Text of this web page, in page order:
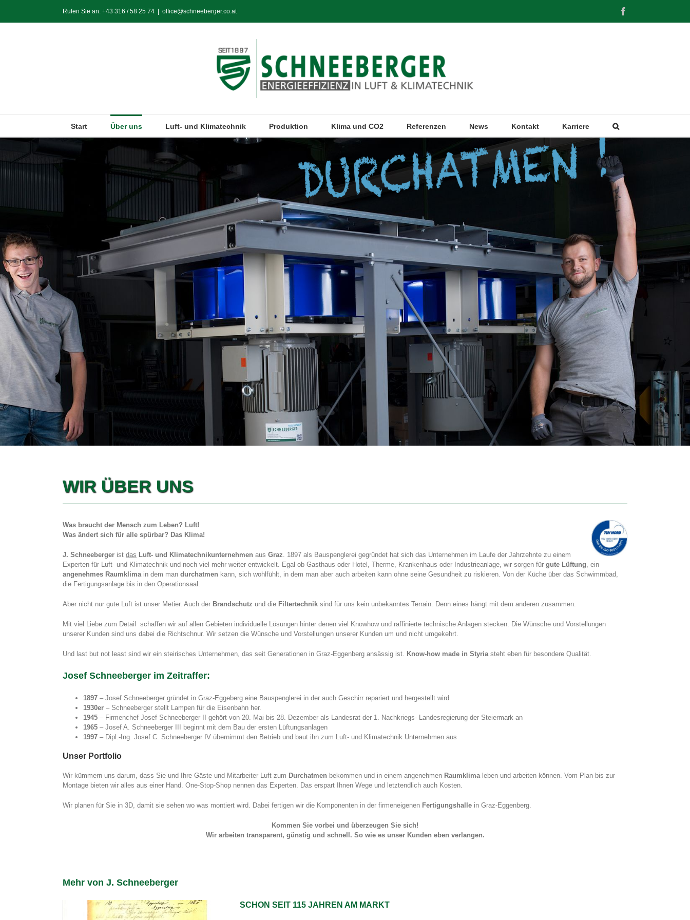
springen
Rufen Sie an: +43 316 / 58 25 74 office@schneeberger.co.at
Start Über uns Luft- und Klimatechnik Produktion Klima und CO2 Referenzen News Kontakt Karriere
WIR ÜBER UNS
Was braucht der Mensch zum Leben? Luft!
Was ändert sich für alle spürbar? Das Klima!
J. Schneeberger ist das Luft- und Klimatechnikunternehmen aus Graz. 1897 als Bauspenglerei gegründet hat sich das Unternehmen im Laufe der Jahrzehnte zu einem
Experten für Luft- und Klimatechnik und noch viel mehr weiter entwickelt. Egal ob Gasthaus oder Hotel, Therme, Krankenhaus oder Industrieanlage, wir sorgen für gute Lüftung, ein
angenehmes Raumklimain dem man durchatmen kann, sich wohlfühlt, in dem man aber auch arbeiten kann ohne seine Gesundheit zu riskieren. Von der Küche über das Schwimmbad,
die Fertigungsanlage bis in den Operationsaal.
Aber nicht nur gute Luft ist unser Metier. Auch der Brandschutz und die Filtertechnik sind für uns kein unbekanntes Terrain. Denn eines hängt mit dem anderen zusammen.
Mit viel Liebe zum Detail schaffen wir auf allen Gebieten individuelle Lösungen hinter denen viel Knowhow und raffinierte technische Anlagen stecken. Die Wünsche und Vorstellungen
unserer Kunden sind uns dabei die Richtschnur. Wir setzen die Wünsche und Vorstellungen unserer Kunden um und nicht umgekehrt.
Und last but not least sind wir ein steirisches Unternehmen, das seit Generationen in Graz-Eggenberg ansässig ist. Know-how made in Styriasteht eben für besondere Qualität.
Josef Schneeberger im Zeitraffer:
1897 – Josef Schneeberger gründet in Graz-Eggeberg eine Bauspenglerei in der auch Geschirr repariert und hergestellt wird
1930er – Schneeberger stellt Lampen für die Eisenbahn her.
1945 – Firmenchef Josef Schneeberger II gehört von 20. Mai bis 28. Dezember als Landesrat der 1. Nachkriegs- Landesregierung der Steiermark an
1965 – Josef A. Schneeberger III beginnt mit dem Bau der ersten Lüftungsanlagen
1997 – Dipl.-Ing. Josef C. Schneeberger IV übernimmt den Betrieb und baut ihn zum Luft- und Klimatechnik Unternehmen aus
Unser Portfolio
Wir kümmern uns darum, dass Sie und Ihre Gäste und Mitarbeiter Luft zum Durchatmen bekommen und in einem angenehmen Raumklima leben und arbeiten können. Vom Plan bis zur
Montage bieten wir alles aus einer Hand. One-Stop-Shop nennen das Experten. Das erspart Ihnen Wege und letztendlich auch Kosten.
Wir planen für Sie in 3D, damit sie sehen wo was montiert wird. Dabei fertigen wir die Komponenten in der firmeneigenen Fertigungshalle in Graz-Eggenberg.
Kommen Sie vorbei und überzeugen Sie sich!
Wir arbeiten transparent, günstig und schnell. So wie es unser Kunden eben verlangen.
Mehr von J. Schneeberger
SCHON SEIT 115 JAHREN AM MARKT